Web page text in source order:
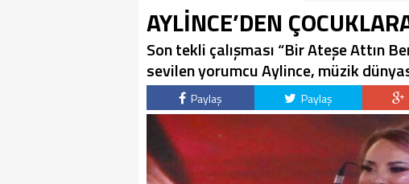
AYLİNCE’DEN
Son tekli çalışması “Bir Ateşe Attın
sevilen yorumcu Aylince, müzik
Paylaş Paylaş